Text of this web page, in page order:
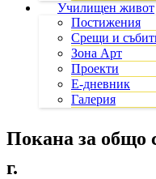
Училищен живот
Постижения
Срещи и
Зона Арт
Проекти
Е-дневник
Галерия
Покана за общо
г.